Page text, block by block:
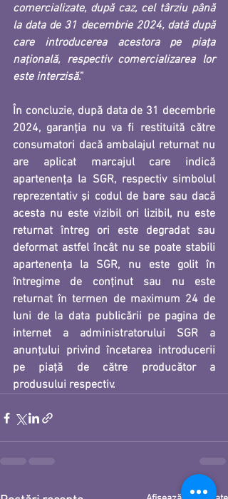
comercializate, după caz, cel târziu până
la data de 31 decembrie 2024, dată după
care introducerea acestora pe piaţa
naţională, respectiv comercializarea lor
este interzisă.”
În concluzie, după data de 31 decembrie
2024, garanţia nu va fi restituită către
consumatori dacă ambalajul returnat nu
are aplicat marcajul care indică
apartenenţa la SGR, respectiv simbolul
reprezentativ şi codul de bare sau dacă
acesta nu este vizibil ori lizibil, nu este
returnat întreg ori este degradat sau
deformat astfel încât nu se poate stabili
apartenenţa la SGR, nu este golit în
întregime de conţinut sau nu este
returnat în termen de maximum 24 de
luni de la data publicării pe pagina de
internet a administratorului SGR a
anunţului privind încetarea introducerii
pe piaţă de către producător a
produsului respectiv.